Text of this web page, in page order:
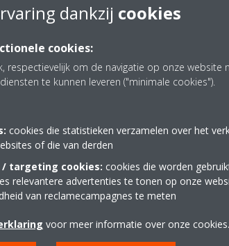
PRODUCTDETAILS BEKIJK DE
dankzij cookies
cookies:
respectievelijk om de navigatie op onze website
te kunnen leveren ("minimale cookies").
cookies die statistieken verzamelen over het
of die van derden
/ targeting cookies: cookies die worden
relevantere advertenties te tonen op onze
van reclamecampagnes te meten
voor meer informatie over onze cookies.